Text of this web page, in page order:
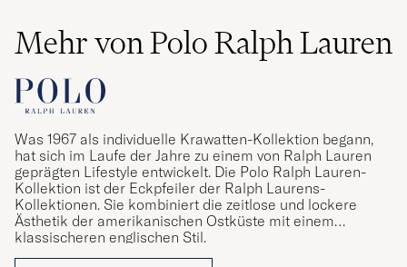
Mehr von Polo Ralph Lauren
Was 1967 als individuelle Krawatten-Kollektion begann,
hat sich im Laufe der Jahre zu einem von Ralph Lauren
geprägten Lifestyle entwickelt. Die Polo Ralph Lauren-
Kollektion ist der Eckpfeiler der Ralph Laurens-
Kollektionen. Sie kombiniert die zeitlose und lockere
Ästhetik der amerikanischen Ostküste mit einem
klassischeren englischen Stil.